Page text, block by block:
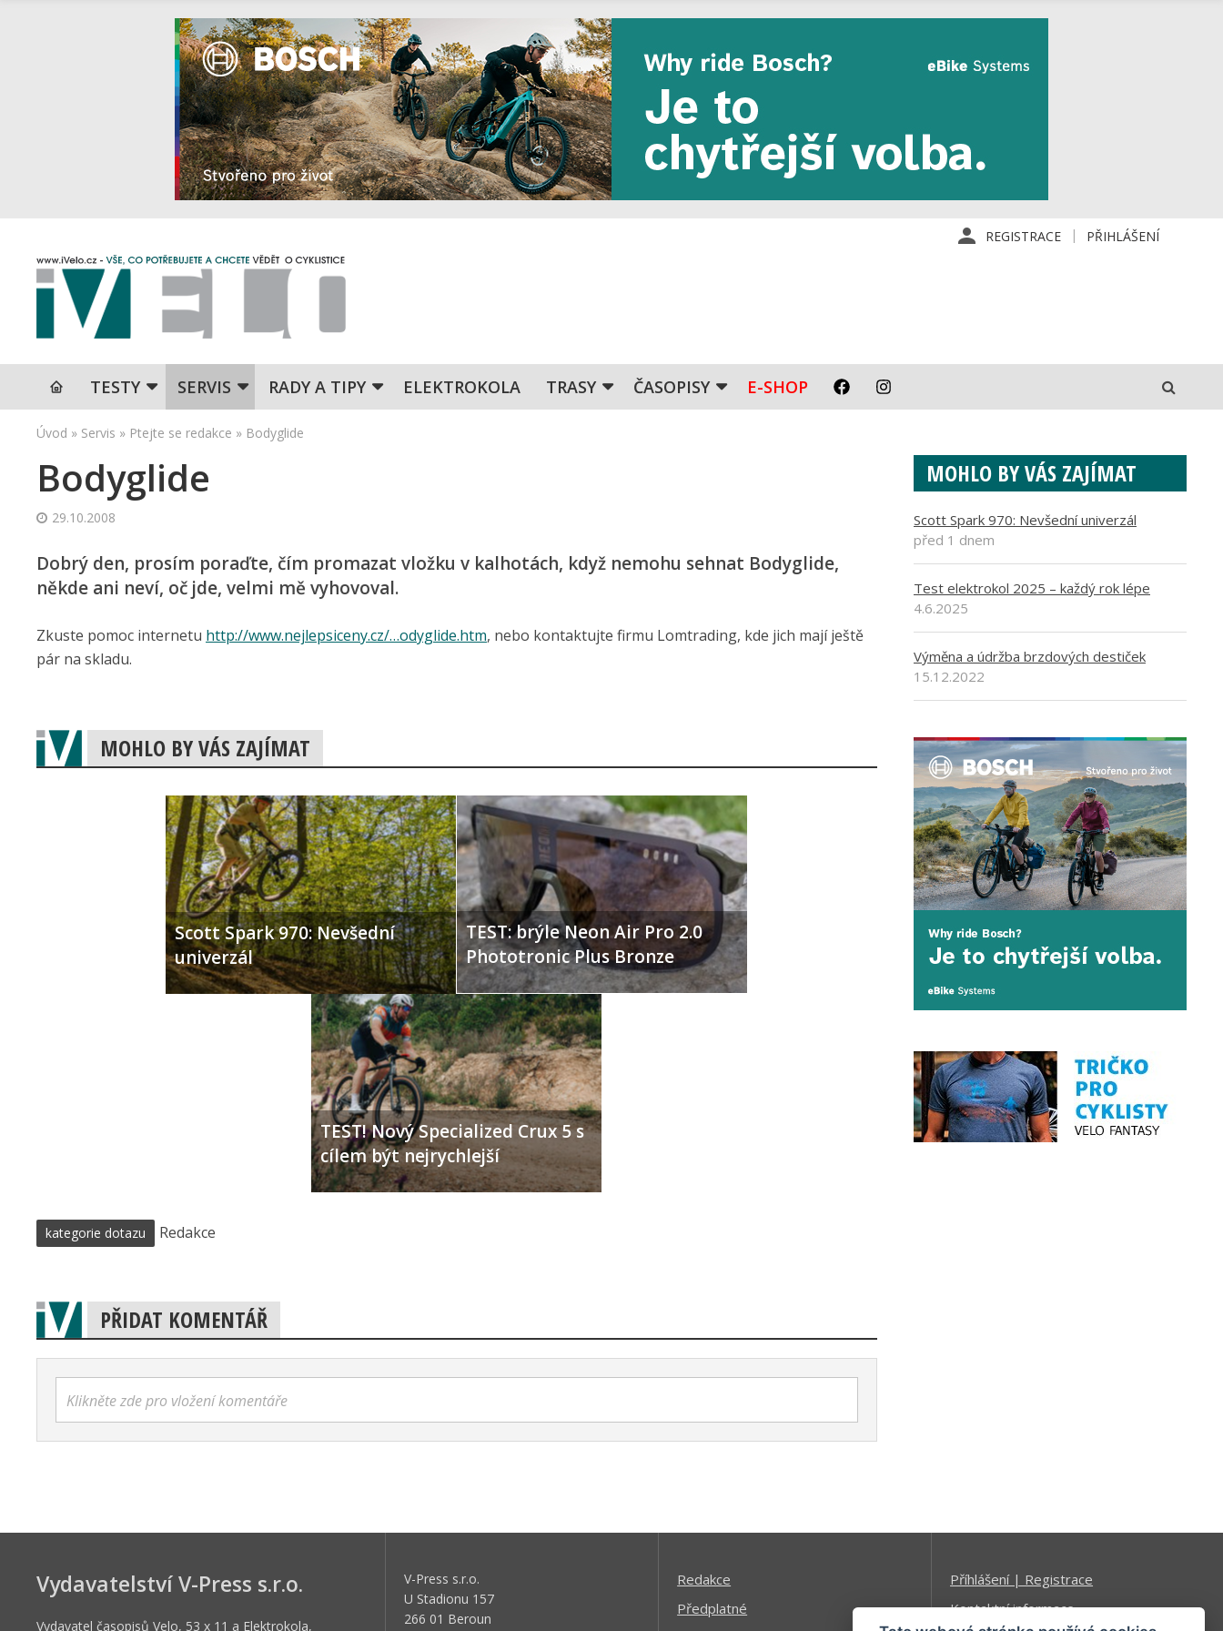
REGISTRACE PŘIHLÁŠENÍ
TESTY SERVIS RADY A TIPY ELEKTROKOLA TRASY ČASOPISY E-SHOP
Úvod » Servis » Ptejte se redakce » Bodyglide
Bodyglide
29.10.2008
Dobrý den, prosím poraďte, čím promazat vložku v kalhotách, když nemohu sehnat Bodyglide,
někde ani neví, oč jde, velmi mě vyhovoval.
Zkuste pomoc internetu http://www.nejlepsiceny.cz/…odyglide.htm, nebo kontaktujte firmu Lomtrading, kde jich mají ještě
pár na skladu.
MOHLO BY VÁS ZAJÍMAT
Scott Spark 970: Nevšední
univerzál
TEST: brýle Neon Air Pro 2.0
Phototronic Plus Bronze
TEST! Nový Specialized Crux 5 s
cílem být nejrychlejší
kategorie dotazu Redakce
PŘIDAT KOMENTÁŘ
Klikněte zde pro vložení komentáře
MOHLO BY VÁS ZAJÍMAT
Scott Spark 970: Nevšední univerzál
před 1 dnem
Test elektrokol 2025 – každý rok lépe
4.6.2025
Výměna a údržba brzdových destiček
15.12.2022
Vydavatelství V-Press s.r.o.
Vydavatel časopisů Velo, 53 x 11 a Elektrokola,
V-Press s.r.o.
U Stadionu 157
266 01 Beroun
Redakce
Předplatné
Příhlášení | Registrace
Kontaktní informace